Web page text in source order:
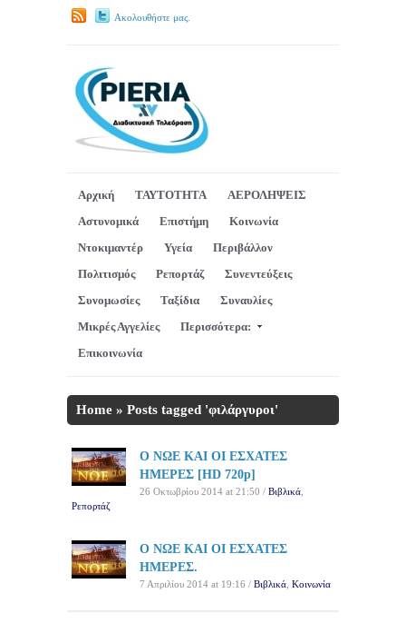
Ακολουθήστε μας.
Αρχική ΤΑΥΤΟΤΗΤΑ
ΑΕΡΟΛΗΨΕΙΣ
Αστυνομικά
Επιστήμη
Κοινωνία
Ντοκιμαντέρ
Υγεία
Περιβάλλον
Πολιτισμός
Ρεπορτάζ
Συνεντεύξεις
Συνομωσίες
Ταξίδια
Συναυλίες
Μικρές Αγγελίες
Περισσότερα:
Επικοινωνία
Home » Posts tagged 'φιλάργυροι'
O ΝΩΕ ΚΑΙ ΟΙ ΕΣΧΑΤΕΣ
ΗΜΕΡΕΣ [HD 720p]
26 Οκτωβρίου 2014 at 21:50 / Βιβλικά
Ρεπορτάζ
O ΝΩΕ ΚΑΙ ΟΙ ΕΣΧΑΤΕΣ
ΗΜΕΡΕΣ.
7 Απριλίου 2014 at 19:16 / Βιβλικά Κοινωνία